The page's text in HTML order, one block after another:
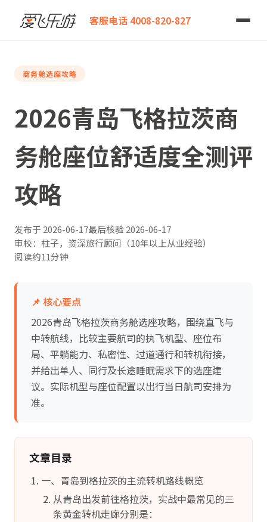
客服电话 4008-820-827
爱飞乐游 2026青岛飞格拉茨商务舱座位舒适度全测评攻略
商务舱选座攻略
2026青岛飞格拉茨商
务舱座位舒适度全测评
攻略
发布于 2026-06-17最后核验2026-06-17
审校：柱子，资深旅行顾问（10年以上从业经验）
阅读约11分钟
📌 核心要点
2026青岛飞格拉茨商务舱选座攻略，围绕直飞与
中转航线，比较主要航司的执飞机型、座位布
局、平躺能力、私密性、过道通行和转机衔接，
并给出单人、同行及长途睡眠需求下的选座建
议。实际机型与座位配置以出行当日航司安排为
准。
文章目录
一、青岛到格拉茨的主流转机路线概览
从青岛出发前往格拉茨，实战中最常见的三
条黄金转机走廊分别是：